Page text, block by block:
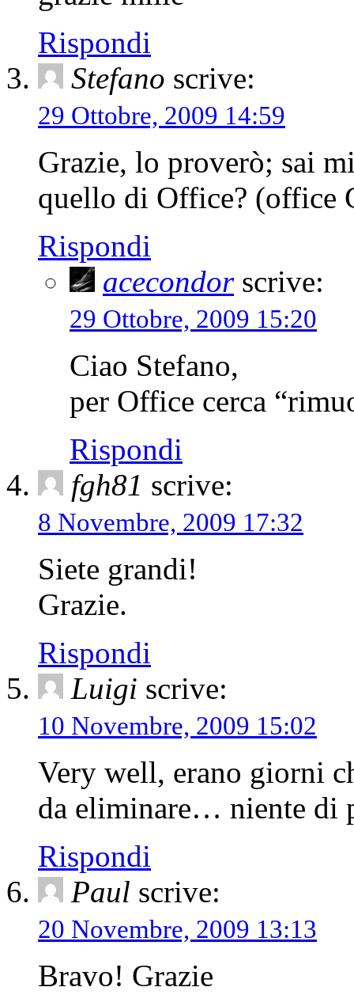
Rispondi
Stefano scrive:
29 Ottobre, 2009 14:59
Grazie, lo proverò; sai
quello di Office? (office
Rispondi
acecondorscrive:
29 Ottobre, 2009 15:20
Ciao Stefano,
per Office cerca
Rispondi
fgh81 scrive:
8 Novembre, 2009 17:32
Siete grandi!
Grazie.
Rispondi
Luigi scrive:
10 Novembre, 2009 15:02
Very well, erano giorni
da eliminare… niente di
Rispondi
Paul scrive:
20 Novembre, 2009 13:13
Bravo! Grazie